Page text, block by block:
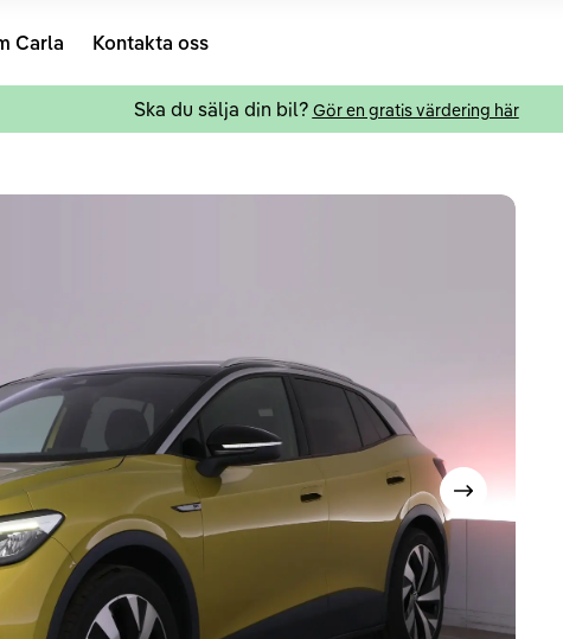
Carla Kontakta oss
Ska du sälja din bil? Gör en gratis värdering här
Visa nästa bild